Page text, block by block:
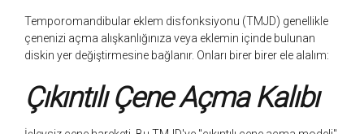
Temporomandibular eklem disfonksiyonu (TMJD) genellikle
çenenizi açma alışkanlığınıza veya eklemin içinde bulunan
diskin yer değiştirmesine bağlanır. Onları birer birer ele alalım:
Çıkıntılı Çene Açma Kalıbı